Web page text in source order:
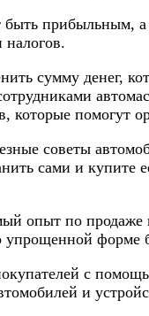
прибыльным,
налогов.
сумму денег,
которые
советы
сами и купите
опыт по
форме
с
и